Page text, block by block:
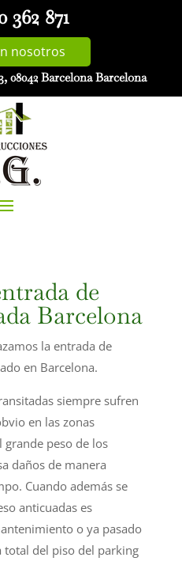
362 871
nosotros
08042 Barcelona Barcelona
de
Barcelona
la entrada de
en Barcelona.
siempre sufren
en las zonas
grande peso de los
daños de manera
Cuando además se
anticuadas es
o ya pasado
del piso del parking